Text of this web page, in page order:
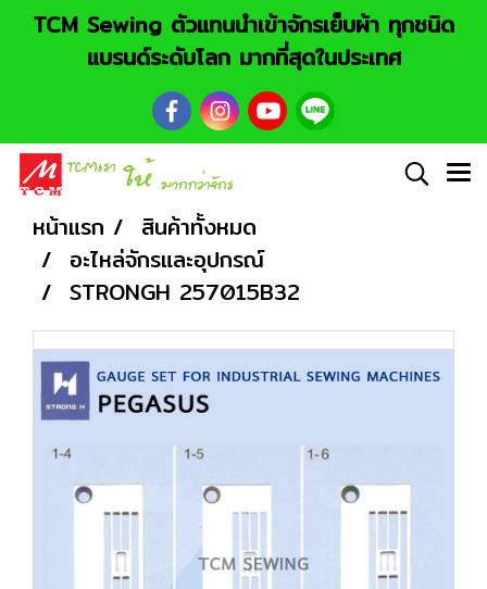
TCM Sewing ตัวแทนนำเข้าจักรเย็บผ้า ทุกชนิด
แบรนด์ระดับโลก มากที่สุดในประเทศ
หน้าแรก
สินค้าทั้งหมด
อะไหล่จักรและอุปกรณ์
STRONGH 257015B32